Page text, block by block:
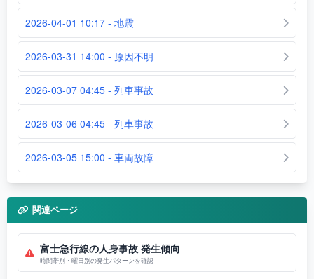
2026-04-01 10:17 - 地震
2026-03-31 14:00 - 原因不明
2026-03-07 04:45 - 列車事故
2026-03-06 04:45 - 列車事故
2026-03-05 15:00 - 車両故障
関連ページ
富士急行線の人身事故 発生傾向
時間帯別・曜日別の発生パターンを確認